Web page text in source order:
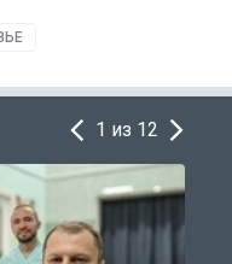
1 из 12